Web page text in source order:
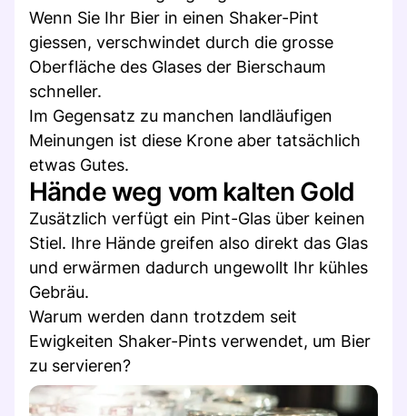
Wenn Sie Ihr Bier in einen Shaker-Pint
giessen, verschwindet durch die grosse
Oberfläche des Glases der Bierschaum
schneller.
Im Gegensatz zu manchen landläufigen
Meinungen ist diese Krone aber tatsächlich
etwas Gutes.
Hände weg vom kalten Gold
Zusätzlich verfügt ein Pint-Glas über keinen
Stiel. Ihre Hände greifen also direkt das Glas
und erwärmen dadurch ungewollt Ihr kühles
Gebräu.
Warum werden dann trotzdem seit
Ewigkeiten Shaker-Pints verwendet, um Bier
zu servieren?